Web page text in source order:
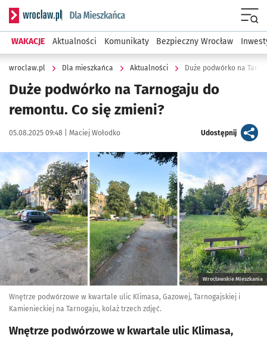
Serwis informacyjny wroclaw.pl podserwis: Dla mieszkańca
WAKACJE Aktualności Komunikaty Bezpieczny Wrocław
wroclaw.pl Dla mieszkańca Aktualności Duże podwórko na
Duże podwórko na Tarnogaju do
remontu. Co się zmieni?
Data publikacji:
05.08.2025 09:48 | Autor:
Maciej Wołodko Udostępnijartykuł
Kliknij, aby powiększyć
Wrocławskie Mieszkania
Wnętrze podwórzowe w kwartale ulic Klimasa, Gazowej, Tarnogajskiej i
Kamienieckiej na Tarnogaju, kolaż trzech zdjęć.
Wnętrze podwórzowe w kwartale ulic Klimasa,